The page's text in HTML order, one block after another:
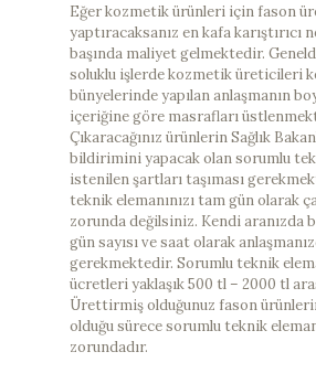
Eğer kozmetik ürünleri için fason
yaptıracaksanız en kafa karıştırıcı
başında maliyet gelmektedir.
soluklu işlerde kozmetik üreticileri
bünyelerinde yapılan anlaşmanın
içeriğine göre masrafları
Çıkaracağınız ürünlerin Sağlık
bildirimini yapacak olan sorumlu
istenilen şartları taşıması
teknik elemanınızı tam gün olarak
zorunda değilsiniz. Kendi aranızda
gün sayısı ve saat olarak
gerekmektedir. Sorumlu teknik
ücretleri yaklaşık 500 tl – 2000 tl
Ürettirmiş olduğunuz fason
olduğu sürece sorumlu teknik
zorundadır.